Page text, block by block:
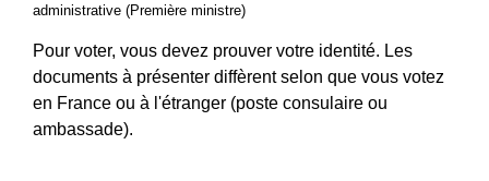
administrative (Première ministre)
Pour voter, vous devez prouver votre identité. Les
documents à présenter diffèrent selon que vous votez
en France ou à l'étranger (poste consulaire ou
ambassade).